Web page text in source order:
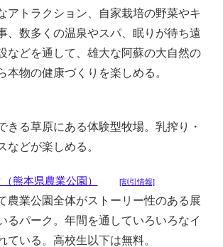
アトラクション、自家栽培の野菜やキ
、数多くの温泉やスパ、眠りが待ち遠
などを通して、雄大な阿蘇の大自然の
本物の健康づくりを楽しめる。
きる草原にある体験型牧場。乳搾り・
などが楽しめる。
熊本県農業公園） [割引情報]
農業公園全体がストーリー性のある展
るパーク。年間を通していろいろなイ
ている。高校生以下は無料。